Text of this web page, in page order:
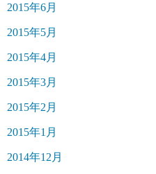
2015年6月
2015年5月
2015年4月
2015年3月
2015年2月
2015年1月
2014年12月